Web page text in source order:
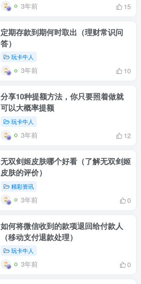
3年前 15
定期存款到期何时取出（理财常识问
答）
玩卡牛人
3年前 10
分享10种提额方法，你只要照着做就
可以大概率提额
玩卡牛人
3年前 12
无双剑姬皮肤哪个好看（了解无双剑姬
皮肤的评价）
精彩资讯
3年前 0
如何将微信收到的款项退回给付款人
（移动支付退款处理）
玩卡牛人
3年前 0